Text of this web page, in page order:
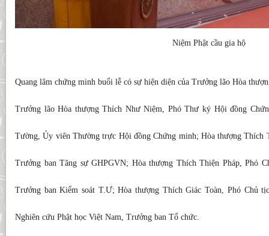
Niệm Phật cầu gia hộ
Quang lâm chứng minh buổi lễ có sự hiện diện của Trưởng lão Hòa
Trưởng lão Hòa thượng Thích Như Niệm, Phó Thư ký Hội đồng
Tường, Ủy viên Thường trực Hội đồng Chứng minh; Hòa thượng Thích
Trưởng ban Tăng sự GHPGVN; Hòa thượng Thích Thiện Pháp, Phó
Trưởng ban Kiểm soát T.Ư; Hòa thượng Thích Giác Toàn, Phó Chủ
Nghiên cứu Phật học Việt Nam, Trưởng ban Tổ chức.